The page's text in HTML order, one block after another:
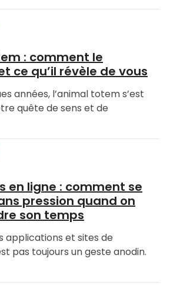
: comment le
ce qu’il révèle de vous
années, l’animal totem s’est
quête de sens et de
en ligne : comment se
pression quand on
son temps
applications et sites de
pas toujours un geste anodin.